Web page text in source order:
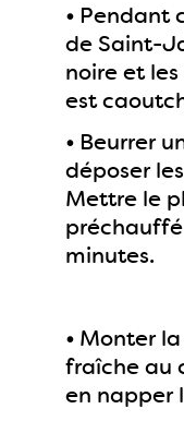
• Pendant
de Saint-
noire et
est
• Beurrer
déposer
Mettre le
minutes.
• Monter
fraîche au
en napper